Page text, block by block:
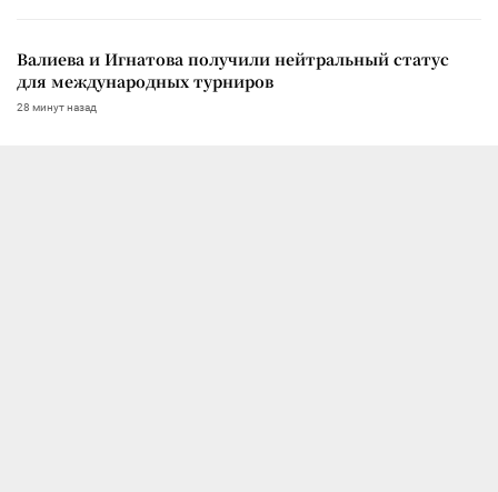
Валиева и Игнатова получили нейтральный статус
для международных турниров
28 минут назад